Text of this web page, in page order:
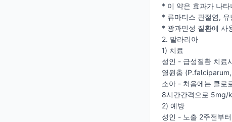
* 이 약은 효과가 나
* 류마티스 관절염,
* 광과민성 질환에 사
2. 말라리아
1) 치료
성인 - 급성질환 치료
열원충
소아 - 처음에는 클로
8시간간격으로 5mg/
2) 예방
성인 - 노출 2주전부